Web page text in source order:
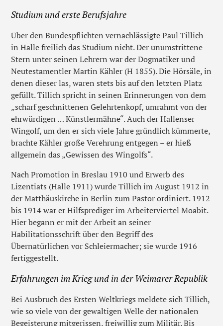
Studium und erste Berufsjahre
Über den Bundespflichten vernachlässigte Paul Tillich
in Halle freilich das Studium nicht. Der unumstrittene
Stern unter seinen Lehrern war der Dogmatiker und
Neutestamentler Martin Kähler (H 1855). Die Hörsäle, in
denen dieser las, waren stets bis auf den letzten Platz
gefüllt. Tillich spricht in seinen Erinnerungen von dem
„scharf geschnittenen Gelehrtenkopf, umrahmt von der
ehrwürdigen … Künstlermähne“. Auch der Hallenser
Wingolf, um den er sich viele Jahre gründlich kümmerte,
brachte Kähler große Verehrung entgegen – er hieß
allgemein das „Gewissen des Wingolfs“.
Nach Promotion in Breslau 1910 und Erwerb des
Lizentiats (Halle 1911) wurde Tillich im August 1912 in
der Matthäuskirche in Berlin zum Pastor ordiniert. 1912
bis 1914 war er Hilfsprediger im Arbeiterviertel Moabit.
Hier begann er mit der Arbeit an seiner
Habilitationsschrift über den Begriff des
Übernatürlichen vor Schleiermacher; sie wurde 1916
fertiggestellt.
Erfahrungen im Krieg und in der Weimarer Republik
Bei Ausbruch des Ersten Weltkriegs meldete sich Tillich,
wie so viele von der gewaltigen Welle der nationalen
Begeisterung mitgerissen, freiwillig zum Militär. Bis